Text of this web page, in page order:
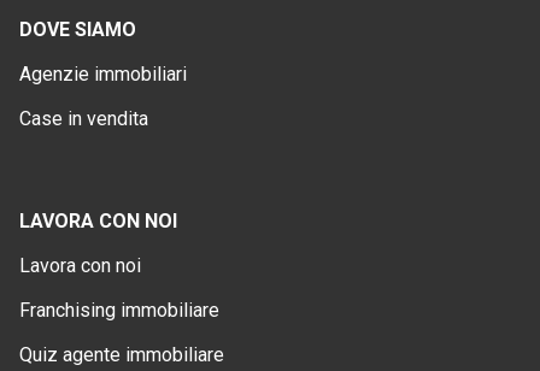
DOVE SIAMO
Agenzie immobiliari
Case in vendita
LAVORA CON NOI
Lavora con noi
Franchising immobiliare
Quiz agente immobiliare